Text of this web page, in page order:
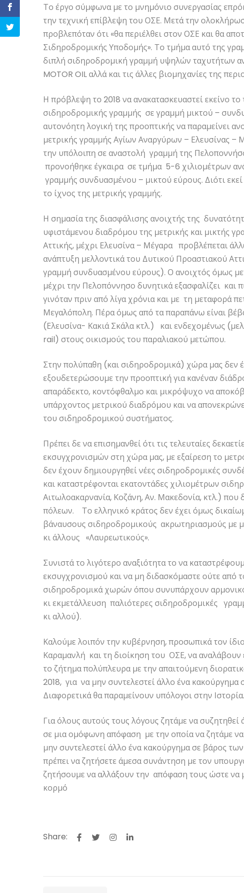
Το έργο σύμφωνα με το μνημόνιο συνεργασίας
την τεχνική επίβλεψη του ΟΣΕ. Μετά την
προβλεπόταν ότι «θα περιέλθει στον ΟΣΕ και θα
Σιδηροδρομικής Υποδομής». Το τμήμα αυτό της
διπλή σιδηροδρομική γραμμή υψηλών ταχυτήτων
MOTOR OIL αλλά και τις άλλες βιομηχανίες της
Η πρόβλεψη το 2018 να ανακατασκευαστεί εκείνο
σιδηροδρομικής γραμμής σε γραμμή μικτού –
αυτονόητη λογική της προοπτικής να παραμείνει
μετρικής γραμμής Αγίων Αναργύρων – Ελευσίνας –
την υπόλοιπη σε αναστολή γραμμή της
προνοήθηκε έγκαιρα σε τμήμα 5-6 χιλιομέτρων
γραμμής συνδυασμένου – μικτού εύρους. Διότι
το ίχνος της μετρικής γραμμής.
Η σημασία της διασφάλισης ανοιχτής της
υφιστάμενου διαδρόμου της μετρικής και μικτής
Αττικής, μέχρι Ελευσίνα – Μέγαρα προβλέπεται
ανάπτυξη μελλοντικά του Δυτικού Προαστιακού
γραμμή συνδυασμένου εύρους). Ο ανοιχτός όμως
μέχρι την Πελοπόννησο δυνητικά εξασφαλίζει και
γινόταν πριν από λίγα χρόνια και με τη μεταφορά
Μεγαλόπολη. Πέρα όμως από τα παραπάνω είναι
(Ελευσίνα- Κακιά Σκάλα κτλ.) και ενδεχομένως
rail) στους οικισμούς του παραλιακού μετώπου.
Στην πολύπαθη (και σιδηροδρομικά) χώρα μας δεν
εξουδετερώσουμε την προοπτική για κανέναν
απαράδεκτο, κοντόφθαλμο και μικρόψυχο να
υπάρχοντος μετρικού διαδρόμου και να
του σιδηροδρομικού συστήματος.
Πρέπει δε να επισημανθεί ότι τις τελευταίες
εκσυγχρονισμών στη χώρα μας, με εξαίρεση το
δεν έχουν δημιουργηθεί νέες σιδηροδρομικές
και καταστρέφονται εκατοντάδες χιλιομέτρων
Αιτωλοακαρνανία, Κοζάνη, Αν. Μακεδονία, κτλ.) που
πόλεων. Το ελληνικό κράτος δεν έχει όμως
βάναυσους σιδηροδρομικούς ακρωτηριασμούς με
κι άλλους «Λαυρεωτικούς».
Συνιστά το λιγότερο αναξιότητα το να
εκσυγχρονισμού και να μη διδασκόμαστε ούτε από
σιδηροδρομικά χωρών όπου συνυπάρχουν
κι εκμετάλλευση παλιότερες σιδηροδρομικές
κι αλλού).
Καλούμε λοιπόν την κυβέρνηση, προσωπικά τον
Καραμανλή και τη διοίκηση του ΟΣΕ, να αναλάβουν
το ζήτημα πολύπλευρα με την απαιτούμενη
2018, για να μην συντελεστεί άλλο ένα
Διαφορετικά θα παραμείνουν υπόλογοι στην
Για όλους αυτούς τους λόγους ζητάμε να
σε μια ομόφωνη απόφαση με την οποία να ζητάμε
μην συντελεστεί άλλο ένα κακούργημα σε βάρος
πρέπει να ζητήσετε άμεσα συνάντηση με τον
ζητήσουμε να αλλάξουν την απόφαση τους ώστε να
κορμό
Share: